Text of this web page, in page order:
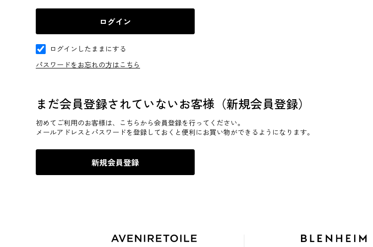
ログインしたままにする
パスワードをお忘れの方はこちら
まだ会員登録されていないお客様 （新規会員登録）
初めてご利用のお客様は、こちらから会員登録を行ってください。
メールアドレスとパスワードを登録しておくと便利にお買い物ができるようになります。